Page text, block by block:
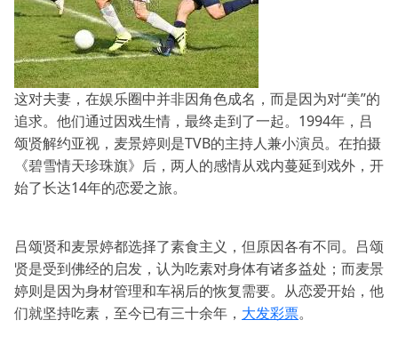
这对夫妻，在娱乐圈中并非因角色成名，而是因为对“美”的
追求。他们通过因戏生情，最终走到了一起。1994年，吕
颂贤解约亚视，麦景婷则是TVB的主持人兼小演员。在拍摄
《碧雪情天珍珠旗》后，两人的感情从戏内蔓延到戏外，开
始了长达14年的恋爱之旅。
吕颂贤和麦景婷都选择了素食主义，但原因各有不同。吕颂
贤是受到佛经的启发，认为吃素对身体有诸多益处；而麦景
婷则是因为身材管理和车祸后的恢复需要。从恋爱开始，他
们就坚持吃素，至今已有三十余年， 大发彩票。